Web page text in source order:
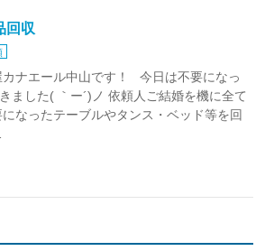
回収
カナエール中山です！ 今日は不要になっ
ました( ｀ー´)ノ 依頼人ご結婚を機に全て
なったテーブルやタンス・ベッド等を回